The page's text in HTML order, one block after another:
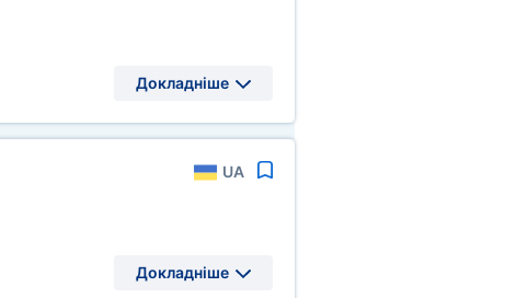
Докладніше
UA
Докладніше